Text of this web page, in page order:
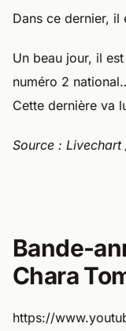
Dans ce dernier, il
Un beau jour, il
numéro 2
Cette dernière va
Source :
Bande-
Chara
https://